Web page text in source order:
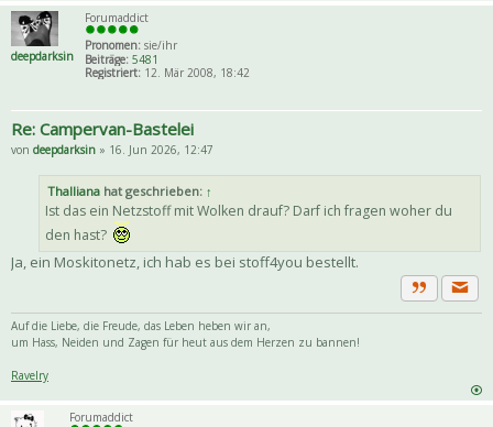
deepdarksin
Forumaddict
Pronomen: sie/ihr
Beiträge: 5481
Registriert: 12. Mär 2008, 18:42
Re: Campervan-Bastelei
von deepdarksin » 16. Jun 2026, 12:47
Thalliana hat geschrieben: ↑
Ist das ein Netzstoff mit Wolken drauf? Darf ich fragen woher du
den hast?
Ja, ein Moskitonetz, ich hab es bei stoff4you bestellt.
Zitat
Auf die Liebe, die Freude, das Leben heben wir an,
um Hass, Neiden und Zagen für heut aus dem Herzen zu bannen!
Ravelry
Forumaddict